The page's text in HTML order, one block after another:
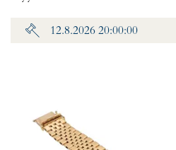
12.8.2026 20:00:00